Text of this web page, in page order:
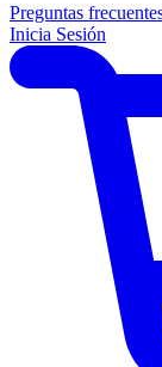
Preguntas
Inicia Sesión